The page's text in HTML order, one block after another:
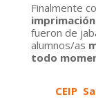
Finalmente
fueron de
alumnos/as
todo
CEIP